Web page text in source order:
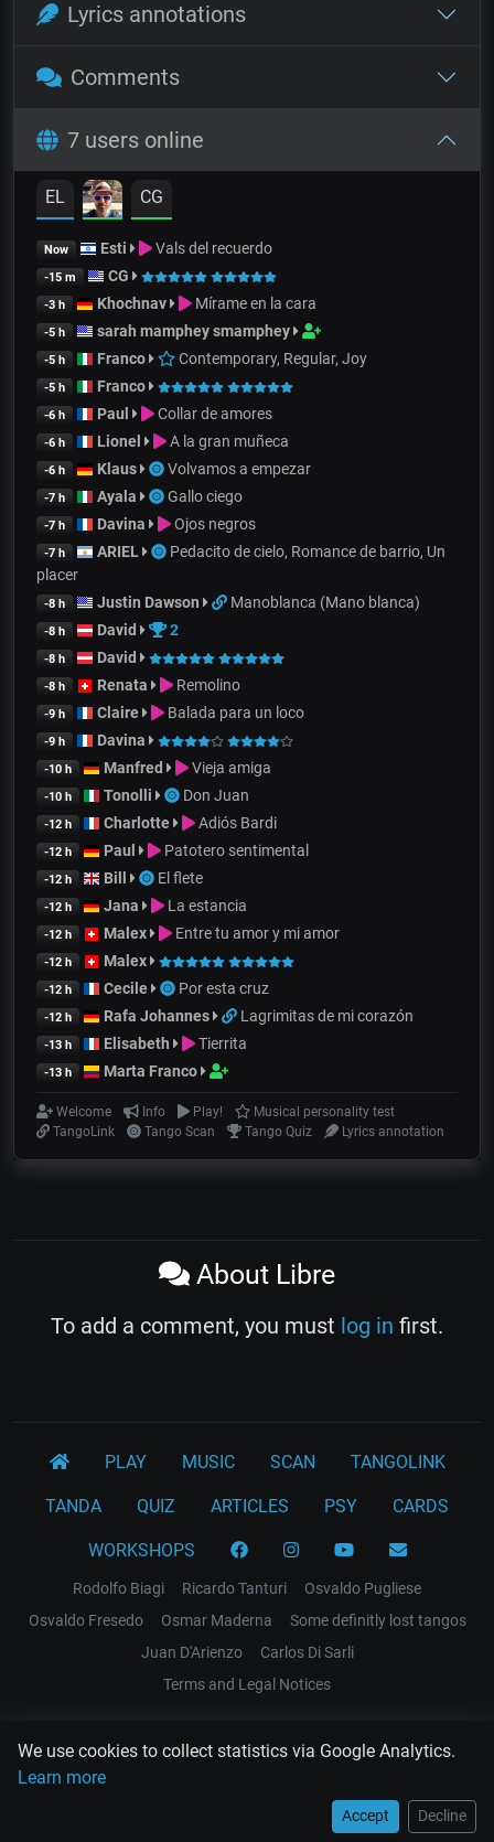
We use cookies to collect statistics via Google Analytics.
Learn more
Accept Decline
Lyrics annotations
Comments
7 users online
EL CG
Now Esti Vals del recuerdo
-15 m CG
-3 h Khochnav Mírame en la cara
-5 h sarah mamphey smamphey
-5 h Franco Contemporary, Regular, Joy
-5 h Franco
-6 h Paul Collar de amores
-6 h Lionel A la gran muñeca
-6 h Klaus Volvamos a empezar
-7 h Ayala Gallo ciego
-7 h Davina Ojos negros
-7 h ARIEL
Pedacito de cielo, Romance de barrio, Un
placer
-8 h Justin Dawson Manoblanca (Mano blanca)
-8 h David 2
-8 h David
-8 h Renata Remolino
-9 h Claire Balada para un loco
-9 h Davina
-10 h Manfred Vieja amiga
-10 h Tonolli Don Juan
-12 h Charlotte Adiós Bardi
-12 h Paul Patotero sentimental
-12 h Bill El flete
-12 h Jana La estancia
-12 h Malex Entre tu amor y mi amor
-12 h Malex
-12 h Cecile Por esta cruz
-12 h Rafa Johannes Lagrimitas de mi corazón
-13 h Elisabeth Tierrita
-13 h Marta Franco
Welcome Info Play!
Musical personality test
TangoLink
Tango Scan Tango Quiz Lyrics annotation
About Libre
To add a comment, you must log in first.
PLAY MUSIC SCAN TANGOLINK
TANDA QUIZ ARTICLES PSY CARDS
WORKSHOPS
Rodolfo Biagi Ricardo Tanturi
Osvaldo Pugliese
Osvaldo Fresedo
Osmar Maderna
Some definitly lost tangos
Juan D'Arienzo
Carlos Di Sarli
Terms and Legal Notices
EL RECODO TANGO